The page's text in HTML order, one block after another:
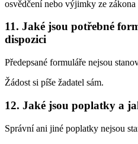
osvědčení nebo výjimky ze
11. Jaké jsou potřebné
dispozici
Předepsané formuláře nejsou
Žádost si píše žadatel sám.
12. Jaké jsou poplatky a
Správní ani jiné poplatky nejsou